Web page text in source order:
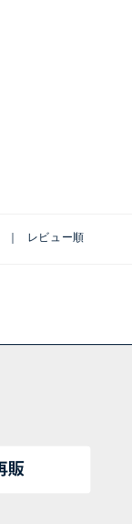
レビュー順